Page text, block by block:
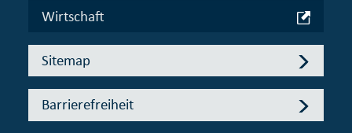
Wirtschaft
Sitemap
Barrierefreiheit